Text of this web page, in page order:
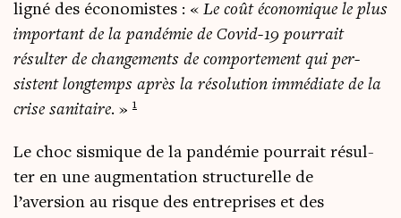
li­gné des éco­no­mistes : « Le coût éco­no­mique le plus
impor­tant de la pan­dé­mie de Covid-19 pour­rait
résul­ter de chan­ge­ments de com­por­te­ment qui per­
sistent long­temps après la réso­lu­tion immé­diate de la
crise sani­taire. » 1
Le choc sis­mique de la pan­dé­mie pour­rait résul­
ter en une aug­men­ta­tion struc­tu­relle de
l’aversion au risque des entre­prises et des